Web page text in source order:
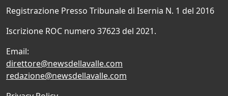
Registrazione Presso Tribunale di Isernia N. 1 del 2016
Iscrizione ROC numero 37623 del 2021.
Email:
direttore@newsdellavalle.com
redazione@newsdellavalle.com